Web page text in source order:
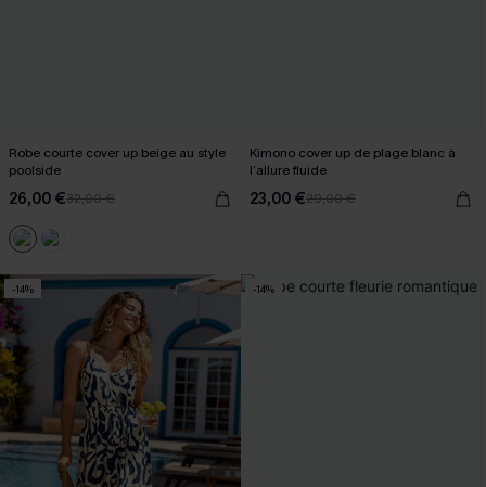
Robe courte cover up beige au style
poolside
26,00 €32,00 €
Kimono cover up de plage blanc à
l’allure fluide
23,00 €29,00 €
-14% -14%